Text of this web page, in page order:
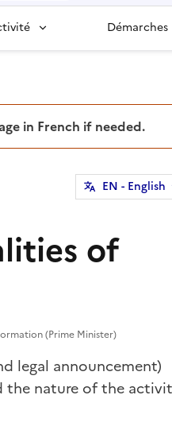
Démarches
in French if needed.
EN - English
of
(Prime Minister)
legal announcement)
the nature of the